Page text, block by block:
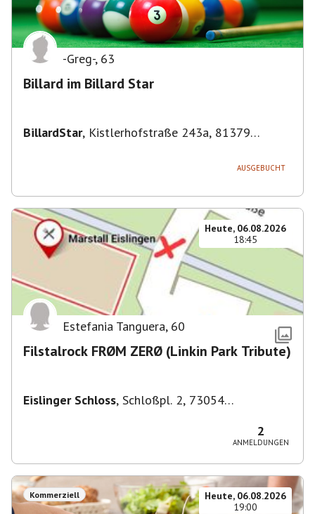
-Greg-, 63
Billard im Billard Star
BillardStar, Kistlerhofstraße 243a, 81379
AUSGEBUCHT
Heute, 06.08.2026
18:45
Estefania Tanguera, 60
Filstalrock FRØM ZERØ (Linkin Park Tribute)
Eislinger Schloss, Schloßpl. 2, 73054
2
ANMELDUNGEN
Kommerziell
Heute, 06.08.2026
19:00